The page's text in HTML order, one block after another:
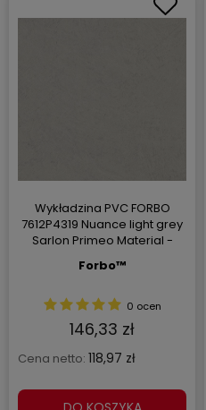
Wykładzina PVC FORBO
7612P4319 Nuance light grey
Sarlon Primeo Material -
Forbo™
0 ocen
146,33 zł
Cena netto: 118,97 zł